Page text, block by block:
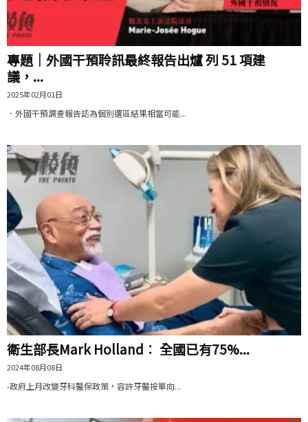
專題｜外國干預聆訊最終報告出爐 列 51 項建
議，...
2025年02月01日
．外國干預調查報告認為個別選區結果相當可能...
衛生部長Mark Holland︰ 全國已有75%...
2024年08月08日
-政府上月改變牙科醫保政策，容許牙醫按單向...